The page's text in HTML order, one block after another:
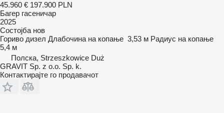
45.960 € 197.900 PLN
Багер гасеничар
2025
Состојба нов
Гориво дизел Длабочина на копање 3,53 м Радиус на копање
5,4 м
Полска, Strzeszkowice Duż
GRAVIT Sp. z o.o. Sp. k.
Контактирајте го продавачот